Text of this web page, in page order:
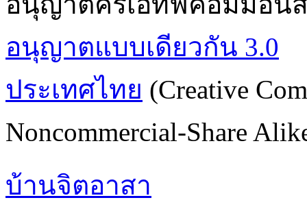
อนุญาตแบบเดียวกัน 3.0
ประเทศไทย (Creative
Noncommercial-Share
บ้านจิตอาสา